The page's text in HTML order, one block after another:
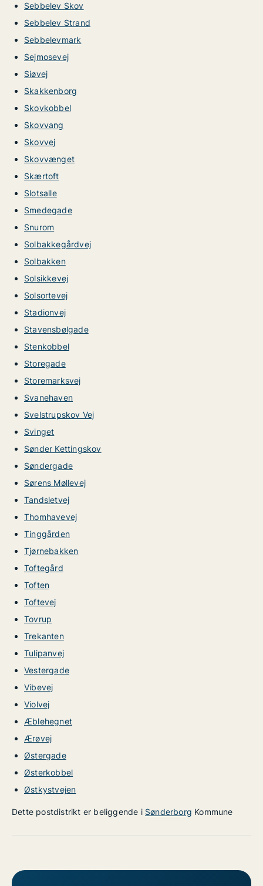
Sebbelev Skov
Sebbelev Strand
Sebbelevmark
Sejmosevej
Siøvej
Skakkenborg
Skovkobbel
Skovvang
Skovvej
Skovvænget
Skærtoft
Slotsalle
Smedegade
Snurom
Solbakkegårdvej
Solbakken
Solsikkevej
Solsortevej
Stadionvej
Stavensbølgade
Stenkobbel
Storegade
Storemarksvej
Svanehaven
Svelstrupskov Vej
Svinget
Sønder Kettingskov
Søndergade
Sørens Møllevej
Tandsletvej
Thomhavevej
Tinggården
Tjørnebakken
Toftegård
Toften
Toftevej
Tovrup
Trekanten
Tulipanvej
Vestergade
Vibevej
Violvej
Æblehegnet
Ærøvej
Østergade
Østerkobbel
Østkystvejen
Dette postdistrikt er beliggende i Sønderborg Kommune